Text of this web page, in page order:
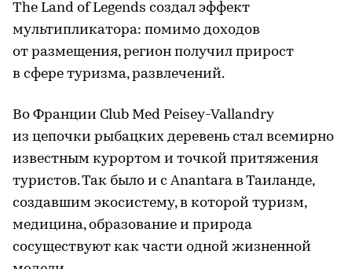
The Land of Legends создал эффект
мультипликатора: помимо доходов
от размещения, регион получил прирост
в сфере туризма, развлечений.
Во Франции Club Med Peisey-Vallandry
из цепочки рыбацких деревень стал всемирно
известным курортом и точкой притяжения
туристов. Так было и с Anantara в Таиланде,
создавшим экосистему, в которой туризм,
медицина, образование и природа
сосуществуют как части одной жизненной